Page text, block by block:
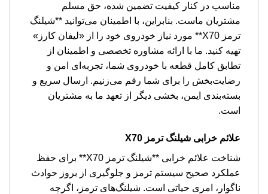
مناسب در کنار کیفیت تضمین شده، حق مسلم
مشتریان ماست. بنابراین، با اطمینان می‌توانید **شیلنگ
ترمز X70** مورد نیاز خودروی خود را از «لیفان کارز»
تهیه کنید. ما با ارائه مشاوره تخصصی و اطمینان از
تطابق کامل قطعه با خودروی شما، تجربه‌ای امن و
رضایت‌بخش را برای شما رقم می‌زنیم. ارسال سریع و
بسته‌بندی ایمن، بخشی دیگر از تعهد ما به مشتریان
است.
علائم خرابی شیلنگ ترمز X70
شناخت علائم خرابی **شیلنگ ترمز X70** برای حفظ
عملکرد صحیح سیستم ترمز و جلوگیری از بروز حوادث
ناگوار، امری حیاتی است. شیلنگ‌های ترمز، اگرچه